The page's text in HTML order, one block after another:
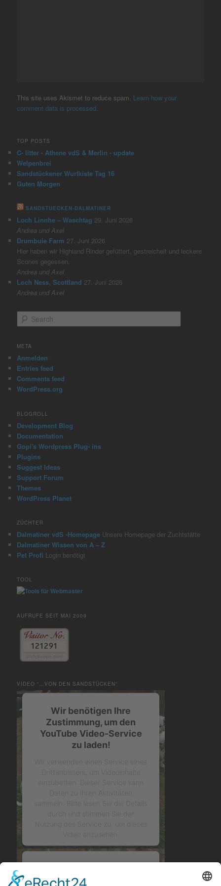
This site uses Akismet to reduce spam. Learn how your
comment data is processed.
TOP POSTS
C- litter - Athene vdS & Merlin - update
Welpenbrei
Sandstückener Wurfkiste Tag 16
Guten Morgen
SANDSTUECKEN-DALMATINER
Loch Linnhe – Waschtag 29. Juni 2026
Andrea und Axel
Drumbuie Farm 27. Juni 2026
Hier haben wir Highland Rinder gefüttert, gestreichelt und leckere
Scones gegessen.
Andrea und Axel
Loch Ness, Scottland 27. Juni 2026
Andrea und Axel
e
r
h
META
Anmelden
Entries feed
Comments feed
WordPress.org
BLOGROLL
Development Blog
Documentation
Gopi's Wordpress Plug- ins
Plugins
Suggest Ideas
Support Forum
Themes
WordPress Planet
ZÜCHTER
Dalmatiner vdS -Homepage Unsere Homepage der Zuchtstätte
Dalmatiner Wissen von A – Z
Pet Profi Login benötigt
TOOL
AUFRUFE SEIT MAI 2009
VIDEO “…VON DEN SANDSTÜCKEN”
Wir benötigen Ihre
Zustimmung, um den
YouTube Video-Service
zu laden!
Mehr Informationen
Zustimmung, um den